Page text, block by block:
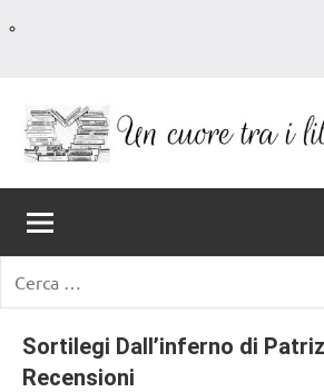
contenuto
Un
Cuore
Tra
I
Libri
romanzi
romance
e
non
solo.
Recensioni,
per:
Sortilegi Dall’inferno di
Recensioni